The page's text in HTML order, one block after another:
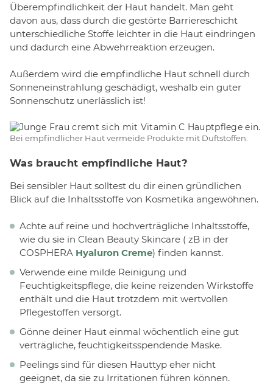
Überempfindlichkeit der Haut handelt. Man geht
davon aus, dass durch die gestörte Barriereschicht
unterschiedliche Stoffe leichter in die Haut eindringen
und dadurch eine Abwehrreaktion erzeugen.
Außerdem wird die empfindliche Haut schnell durch
Sonneneinstrahlung geschädigt, weshalb ein guter
Sonnenschutz unerlässlich ist!
Bei empfindlicher Haut vermeide Produkte mit Duftstoffen.
Was braucht empfindliche Haut?
Bei sensibler Haut solltest du dir einen gründlichen
Blick auf die Inhaltsstoffe von Kosmetika angewöhnen.
Achte auf reine und hochverträgliche Inhaltsstoffe,
wie du sie in Clean Beauty Skincare ( zB in der
COSPHERA Hyaluron Creme) finden kannst.
Verwende eine milde Reinigung und
Feuchtigkeitspflege, die keine reizenden Wirkstoffe
enthält und die Haut trotzdem mit wertvollen
Pflegestoffen versorgt.
Gönne deiner Haut einmal wöchentlich eine gut
verträgliche, feuchtigkeitsspendende Maske.
Peelings sind für diesen Hauttyp eher nicht
geeignet, da sie zu Irritationen führen können.